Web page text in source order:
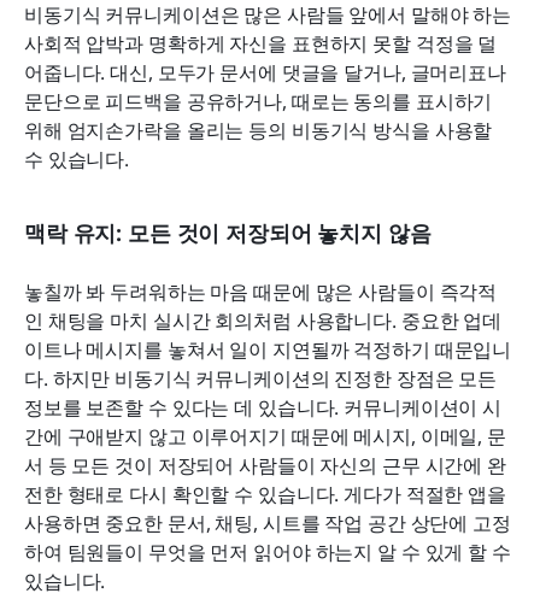
비동기식 커뮤니케이션은 많은 사람들 앞에서 말해야 하는
사회적 압박과 명확하게 자신을 표현하지 못할 걱정을 덜
어줍니다. 대신, 모두가 문서에 댓글을 달거나, 글머리표나
문단으로 피드백을 공유하거나, 때로는 동의를 표시하기
위해 엄지손가락을 올리는 등의 비동기식 방식을 사용할
수 있습니다.
맥락 유지: 모든 것이 저장되어 놓치지 않음
놓칠까 봐 두려워하는 마음 때문에 많은 사람들이 즉각적
인 채팅을 마치 실시간 회의처럼 사용합니다. 중요한 업데
이트나 메시지를 놓쳐서 일이 지연될까 걱정하기 때문입니
다. 하지만 비동기식 커뮤니케이션의 진정한 장점은 모든
정보를 보존할 수 있다는 데 있습니다. 커뮤니케이션이 시
간에 구애받지 않고 이루어지기 때문에 메시지, 이메일, 문
서 등 모든 것이 저장되어 사람들이 자신의 근무 시간에 완
전한 형태로 다시 확인할 수 있습니다. 게다가 적절한 앱을
사용하면 중요한 문서, 채팅, 시트를 작업 공간 상단에 고정
하여 팀원들이 무엇을 먼저 읽어야 하는지 알 수 있게 할 수
있습니다.